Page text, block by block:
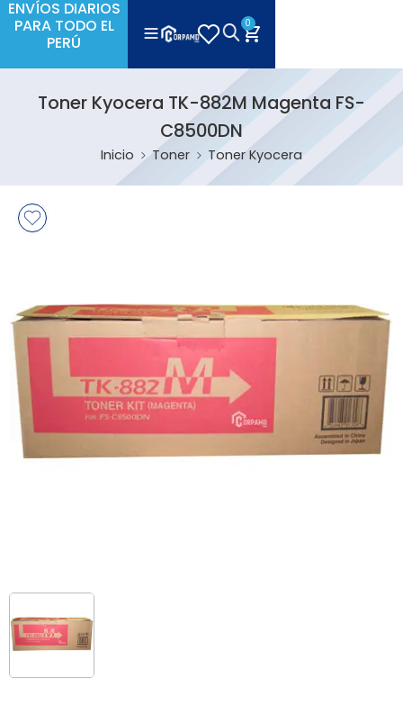
ENVÍOS DIARIOS
PARA TODO EL
PERÚ
0
Toner Kyocera TK-882M Magenta FS-
C8500DN
Inicio Toner Toner Kyocera